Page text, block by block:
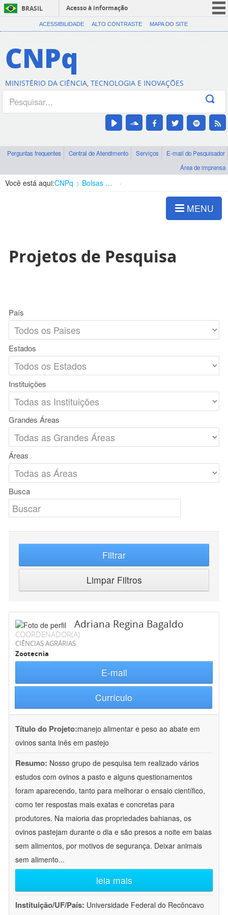
BRASIL
Acesso à informação
CORONAVÍRUS (COVID-19)
Canais
ACESSIBILIDADE ALTO CONTRASTE MAPA DO SITE
CNPq
MINISTÉRIO DA CIÊNCIA, TECNOLOGIA E INOVAÇÕES
Perguntas frequentes Central de Atendimento Serviços
E-mail do Pesquisador
Área de imprensa
Você está aqui:CNPq Bolsas e Auxílios Vigentes
MENU
Projetos de Pesquisa
País
Estados
Instituições
Grandes Áreas
Áreas
Busca
Filtrar
Limpar Filtros
Adriana Regina Bagaldo
COORDENADOR(A)
CIÊNCIAS AGRÁRIAS
Zootecnia
E-mail
Currículo
Título do Projeto:manejo alimentar e peso ao abate em
ovinos santa inês em pastejo
Resumo: Nosso grupo de pesquisa tem realizado vários
estudos com ovinos a pasto e alguns questionamentos
foram aparecendo, tanto para melhorar o ensaio científico,
como ter respostas mais exatas e concretas para
produtores. Na maioria das propriedades bahianas, os
ovinos pastejam durante o dia e são presos a noite em baias
sem alimentos, por motivos de segurança. Deixar animais
sem alimento...
leia mais
Instituição/UF/País: Universidade Federal do Recôncavo